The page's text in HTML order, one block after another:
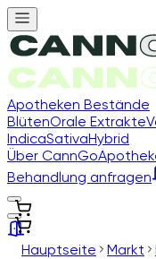
Apotheken Bestände
BlütenOrale Extrakte
IndicaSativaHybrid
Über CannGo
Behandlung anfragen
Hauptseite Markt